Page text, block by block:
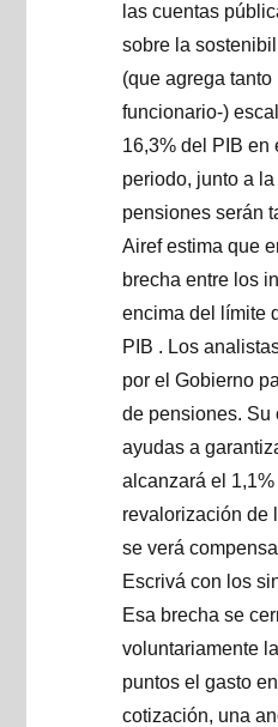
las cuentas
sobre la
(que agrega
funcionario-)
16,3% del PIB en
periodo, junto a
pensiones serán
Airef estima que
brecha entre los
encima del límite
PIB . Los
por el Gobierno
de pensiones. Su
ayudas a
alcanzará el
revalorización de
se verá
Escrivá con los
Esa brecha se
voluntariamente
puntos el gasto
cotización, una